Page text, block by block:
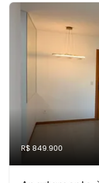
R$ 849.900